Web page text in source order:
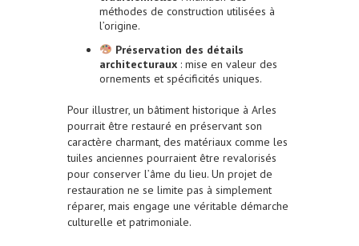
méthodes de construction utilisées à
l’origine.
Préservation des détails
architecturaux : mise en valeur des
ornements et spécificités uniques.
Pour illustrer, un bâtiment historique à Arles
pourrait être restauré en préservant son
caractère charmant, des matériaux comme les
tuiles anciennes pourraient être revalorisés
pour conserver l’âme du lieu. Un projet de
restauration ne se limite pas à simplement
réparer, mais engage une véritable démarche
culturelle et patrimoniale.